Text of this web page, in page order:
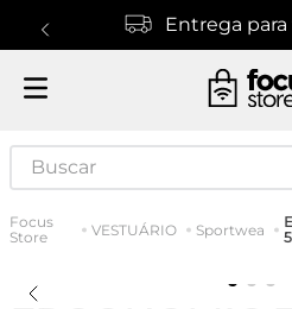
Entrega
Buscar
VESTUÁRIO Sportwea